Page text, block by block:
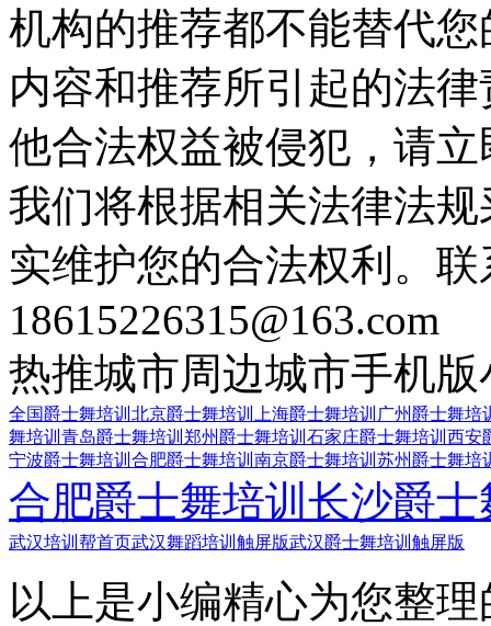
机构的推荐都不能替代
内容和推荐所引起的法
他合法权益被侵犯，请
我们将根据相关法律法
实维护您的合法权利。
18615226315@163.com
热推城市周边城市手机版
全国爵士舞培训 北京爵士舞培训 上海爵士舞培训 广州爵士舞培
舞培训 青岛爵士舞培训 郑州爵士舞培训 石家庄爵士舞培训 西安
宁波爵士舞培训 合肥爵士舞培训 南京爵士舞培训 苏州爵士舞培
合肥爵士舞培训 长沙爵士
武汉培训帮首页武汉舞蹈培训触屏版武汉爵士舞培训触屏版
以上是小编精心为您整